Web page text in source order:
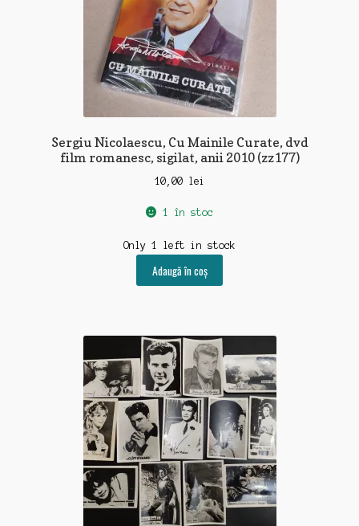
Sergiu Nicolaescu, Cu Mainile Curate, dvd
film romanesc, sigilat, anii 2010 (zz177)
10,00 lei
1 în stoc
Only 1 left in stock
Adaugă în coș